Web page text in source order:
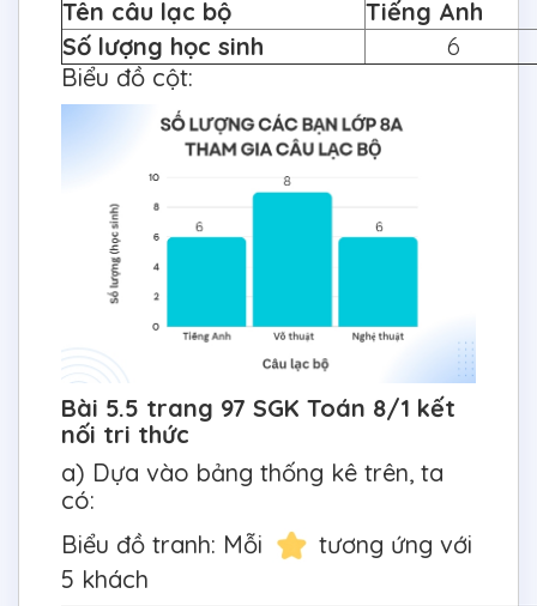
Tên câu lạc bộ
Tiếng Anh
Số lượng học sinh
6
Biểu đồ cột:
Bài 5.5 trang 97 SGK Toán 8/1 kết
nối tri thức
a) Dựa vào bảng thống kê trên, ta
có:
Biểu đồ tranh: Mỗi
tương ứng với
5 khách